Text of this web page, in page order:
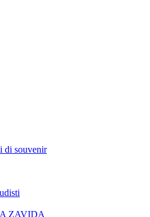
di souvenir
ZAVIDA